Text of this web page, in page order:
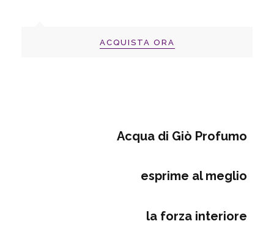
ACQUISTA ORA
Acqua di Giò Profumo
esprime al meglio
la forza interiore